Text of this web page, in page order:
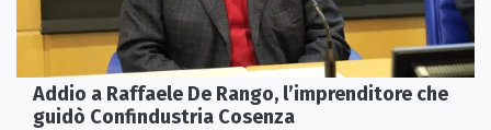
Addio a Raffaele De Rango, l’imprenditore che
guidò Confindustria Cosenza